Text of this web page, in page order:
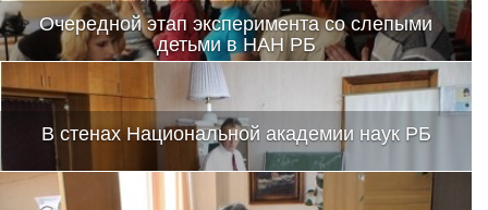
Очередной этап эксперимента со слепыми
детьми в НАН РБ
В стенах Национальной академии наук РБ